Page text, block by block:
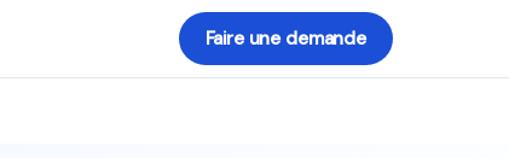
Faire une demande